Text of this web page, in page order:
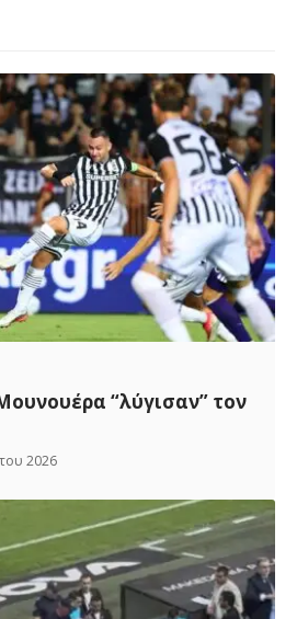
“λύγισαν” τον
2026